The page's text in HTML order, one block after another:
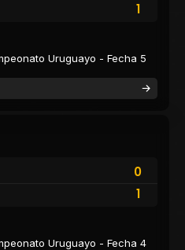
1
Uruguayo - Fecha 5
0
1
Uruguayo - Fecha 4